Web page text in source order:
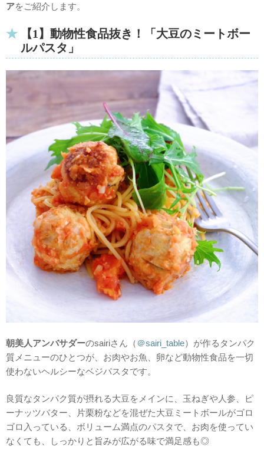
アをご紹介します。
【1】動物性食品抜き！「大豆のミートボー
ルパスタ」
朝美人アンバサダーのsairiさん（ ＠sairi_table）が作るタンパク
質メニューのひとつが、お肉やお魚、卵など動物性食品を一切
使わないヘルシーなベジパスタです。
良質なタンパク質が摂れる大豆をメインに、玉ねぎや人参、ピ
ーナッツバター、片栗粉などを混ぜた大豆ミートボールがゴロ
ゴロ入っている、ボリューム満点のパスタで、お肉を使ってい
なくても、しっかりと旨みが広がる味で満足感も◎